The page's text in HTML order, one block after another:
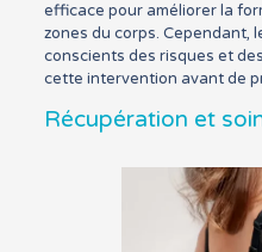
efficace pour améliorer la
zones du corps. Cependant,
conscients des risques et
cette intervention avant de
Récupération et